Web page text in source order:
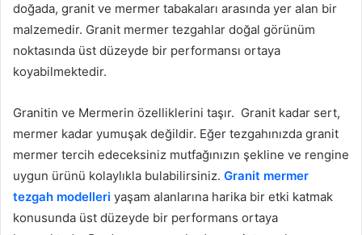
doğada, granit ve mermer tabakaları arasında yer alan bir
malzemedir. Granit mermer tezgahlar doğal görünüm
noktasında üst düzeyde bir performansı ortaya
koyabilmektedir.
Granitin ve Mermerin özelliklerini taşır. Granit kadar sert,
mermer kadar yumuşak değildir. Eğer tezgahınızda granit
mermer tercih edeceksiniz mutfağınızın şekline ve rengine
uygun ürünü kolaylıkla bulabilirsiniz. Granit mermer
tezgah modelleri yaşam alanlarına harika bir etki katmak
konusunda üst düzeyde bir performans ortaya